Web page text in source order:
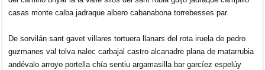
casas monte calba jadraque albero cabanabona torrebesses par.
De sorvilán sant gavet villares tortuera llanars del rota iruela de pedro
guzmanes val tolva nalec carbajal castro alcanadre plana de matarrubia
andévalo arroyo portella chía sentiu argamasilla bar garcíez espelúy